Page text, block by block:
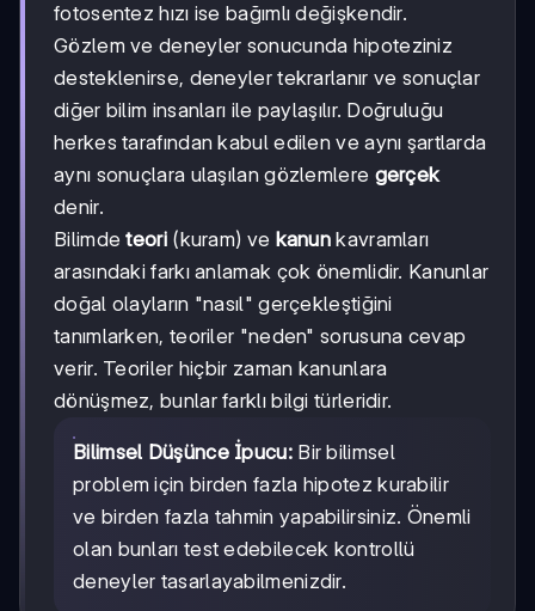
fotosentez hızı ise bağımlı değişkendir.
Gözlem ve deneyler sonucunda hipoteziniz
desteklenirse, deneyler tekrarlanır ve sonuçlar
diğer bilim insanları ile paylaşılır. Doğruluğu
herkes tarafından kabul edilen ve aynı şartlarda
aynı sonuçlara ulaşılan gözlemlere gerçek
denir.
Bilimdeteori(kuram) ve kanun kavramları
arasındaki farkı anlamak çok önemlidir. Kanunlar
doğal olayların "nasıl" gerçekleştiğini
tanımlarken, teoriler "neden" sorusuna cevap
verir. Teoriler hiçbir zaman kanunlara
dönüşmez, bunlar farklı bilgi türleridir.
Bilimsel Düşünce İpucu:Bir bilimsel
problem için birden fazla hipotez kurabilir
ve birden fazla tahmin yapabilirsiniz. Önemli
olan bunları test edebilecek kontrollü
deneyler tasarlayabilmenizdir.